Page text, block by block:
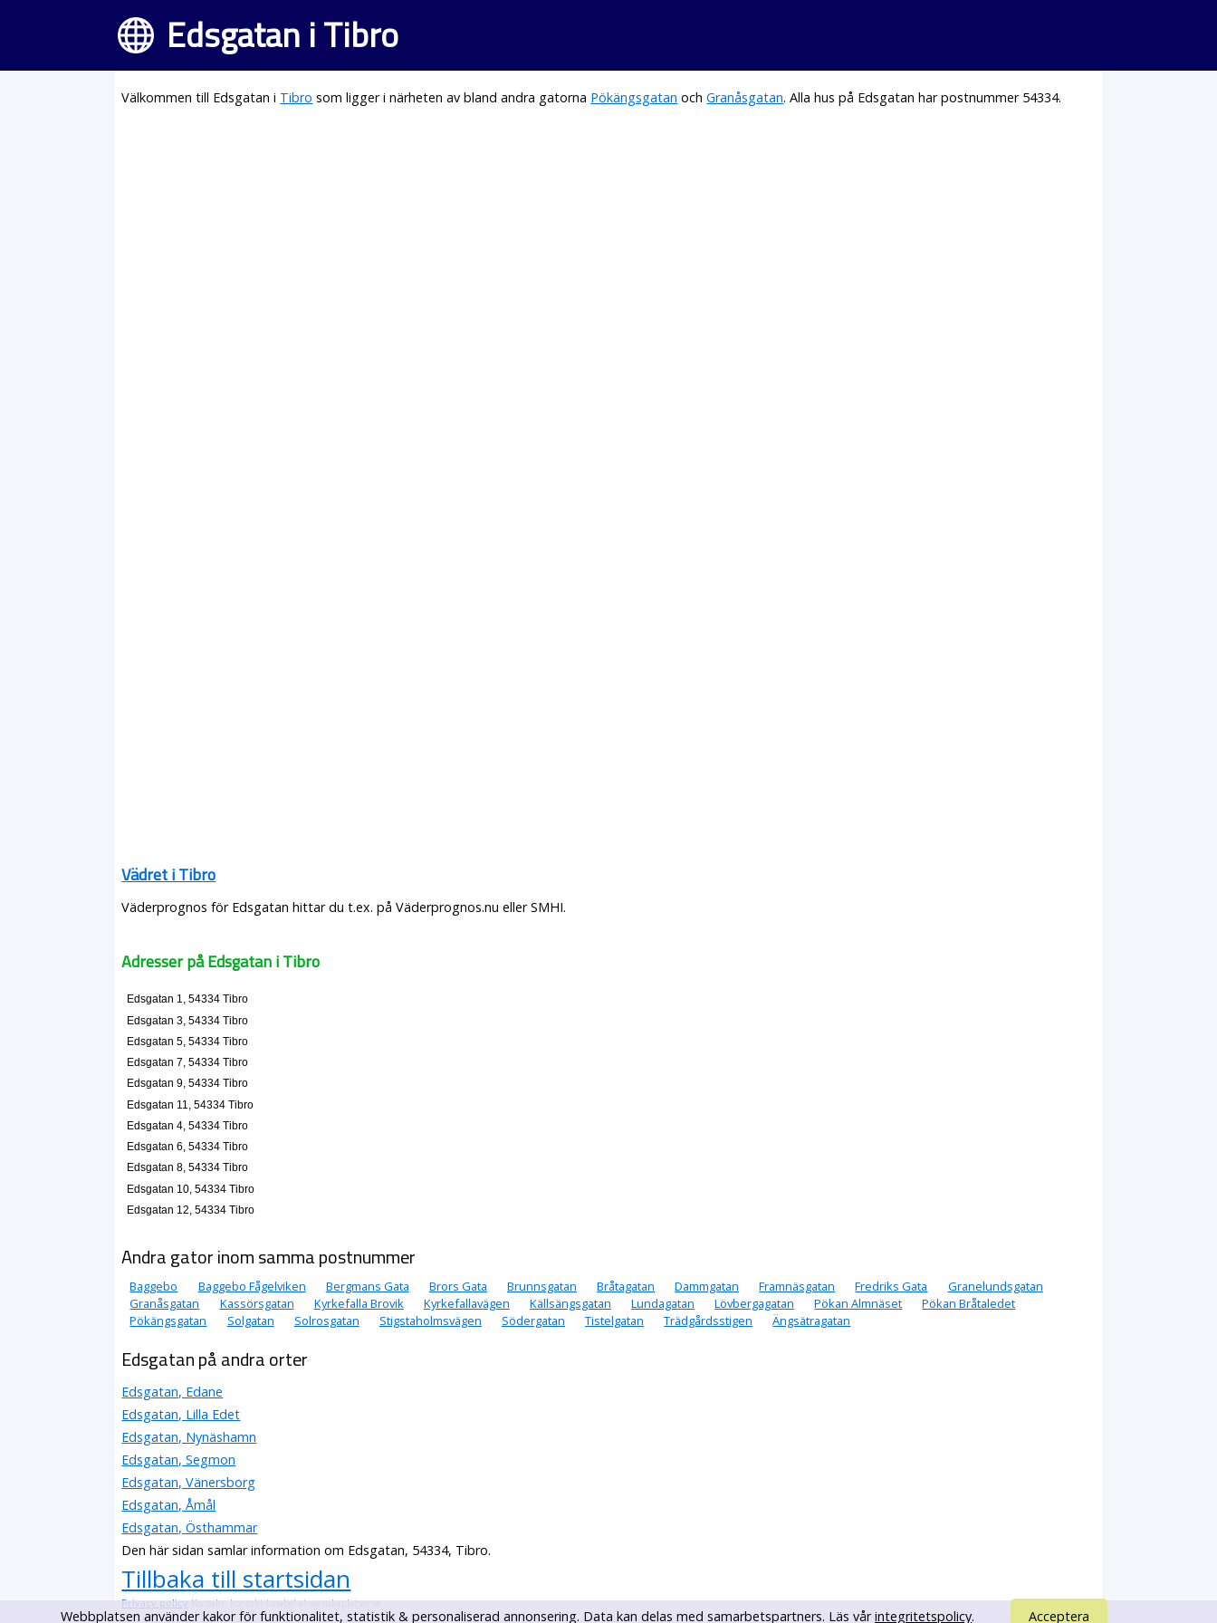
Webbplatsen använder kakor för funktionalitet, statistik & personaliserad annonsering. Data kan delas med samarbetspartners. Läs vårintegritetspolicy. Acceptera
Edsgatan i Tibro
Välkommen till Edsgatan i Tibro som ligger i närheten av bland andra gatorna Pökängsgatan ochGranåsgatan. Alla hus på Edsgatan har postnummer 54334.
Vädret i Tibro
Väderprognos för Edsgatan hittar du t.ex. på Väderprognos.nu eller SMHI.
Adresser på Edsgatan i Tibro
Edsgatan 1, 54334 Tibro
Edsgatan 3, 54334 Tibro
Edsgatan 5, 54334 Tibro
Edsgatan 7, 54334 Tibro
Edsgatan 9, 54334 Tibro
Edsgatan 11, 54334 Tibro
Edsgatan 4, 54334 Tibro
Edsgatan 6, 54334 Tibro
Edsgatan 8, 54334 Tibro
Edsgatan 10, 54334 Tibro
Edsgatan 12, 54334 Tibro
Andra gator inom samma postnummer
Baggebo Baggebo Fågelviken Bergmans Gata Brors Gata Brunnsgatan Bråtagatan Dammgatan Framnäsgatan Fredriks Gata
Granelundsgatan
Granåsgatan
Kassörsgatan Kyrkefalla Brovik Kyrkefallavägen Källsängsgatan Lundagatan Lövbergagatan Pökan Almnäset
Pökan Bråtaledet
Pökängsgatan
Solgatan Solrosgatan Stigstaholmsvägen Södergatan Tistelgatan Trädgårdsstigen Ängsätragatan
Edsgatan på andra orter
Edsgatan, Edane
Edsgatan, Lilla Edet
Edsgatan, Nynäshamn
Edsgatan, Segmon
Edsgatan, Vänersborg
Edsgatan, Åmål
Edsgatan, Östhammar
Den här sidan samlar information om Edsgatan, 54334, Tibro.
Tillbaka till startsidan
Privacy policyKontakt: kontakt (snabel-a) svenskaplatser.se